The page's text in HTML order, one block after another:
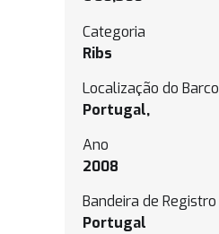
Categoria
Ribs
Localização do Barco
Portugal,
Ano
2008
Bandeira de Registro
Portugal